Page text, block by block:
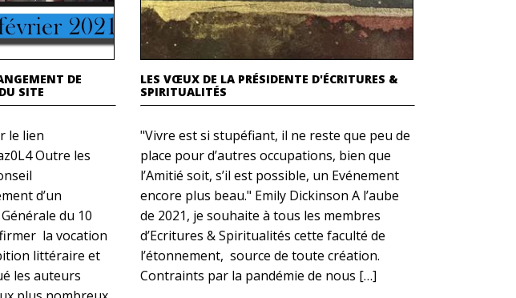
DE
SITE
le lien
Outre les
d’un
du 10
la vocation
littéraire et
les auteurs
LES VŒUX DE LA PRÉSIDENTE D'ÉCRITURES &
SPIRITUALITÉS
"Vivre est si stupéfiant, il ne reste que peu de
place pour d’autres occupations, bien que
l’Amitié soit, s’il est possible, un Evénement
encore plus beau." Emily Dickinson A l’aube
de 2021, je souhaite à tous les membres
d’Ecritures & Spiritualités cette faculté de
l’étonnement, source de toute création.
Contraints par la pandémie de nous […]